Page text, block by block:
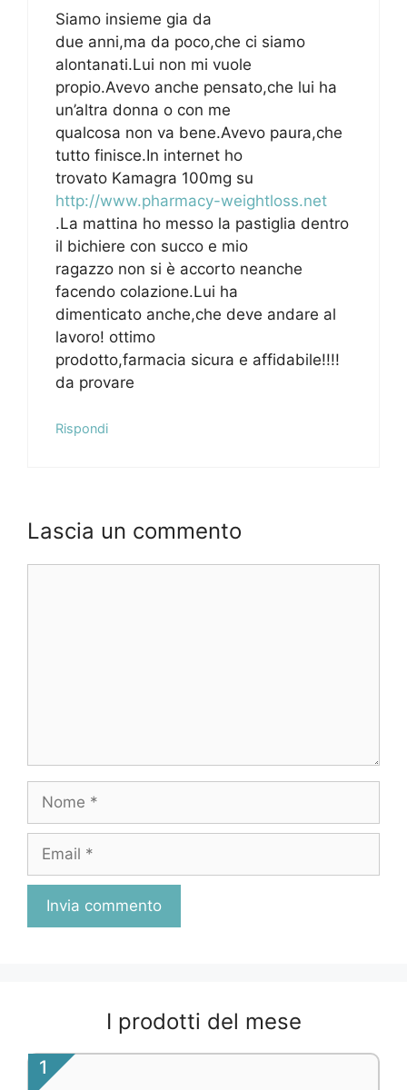
Siamo insieme gia da
due anni,ma da poco,che ci siamo
alontanati.Lui non mi vuole
propio.Avevo anche pensato,che lui ha
un’altra donna o con me
qualcosa non va bene.Avevo paura,che
tutto finisce.In internet ho
trovato Kamagra 100mg su
http://www.pharmacy-weightloss.net
.La mattina ho messo la pastiglia dentro
il bichiere con succo e mio
ragazzo non si è accorto neanche
facendo colazione.Lui ha
dimenticato anche,che deve andare al
lavoro! ottimo
prodotto,farmacia sicura e affidabile!!!!
da provare
Rispondi
Lascia un commento
I prodotti del mese
1